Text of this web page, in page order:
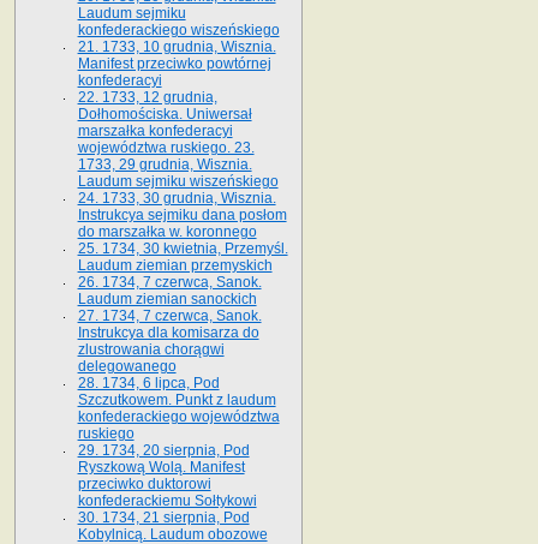
Laudum sejmiku
konfederackiego wiszeńskiego
21. 1733, 10 grudnia, Wisznia.
Manifest przeciwko powtórnej
konfederacyi
22. 1733, 12 grudnia,
Dołhomościska. Uniwersał
marszałka konfederacyi
województwa ruskiego. 23.
1733, 29 grudnia, Wisznia.
Laudum sejmiku wiszeńskiego
24. 1733, 30 grudnia, Wisznia.
Instrukcya sejmiku dana posłom
do marszałka w. koronnego
25. 1734, 30 kwietnia, Przemyśl.
Laudum ziemian przemyskich
26. 1734, 7 czerwca, Sanok.
Laudum ziemian sanockich
27. 1734, 7 czerwca, Sanok.
Instrukcya dla komisarza do
zlustrowania chorągwi
delegowanego
28. 1734, 6 lipca, Pod
Szczutkowem. Punkt z laudum
konfederackiego województwa
ruskiego
29. 1734, 20 sierpnia, Pod
Ryszkową Wolą. Manifest
przeciwko duktorowi
konfederackiemu Sołtykowi
30. 1734, 21 sierpnia, Pod
Kobylnicą. Laudum obozowe